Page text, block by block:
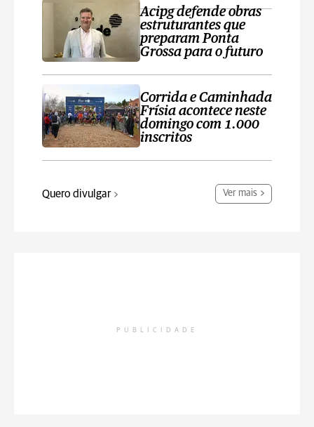
Acipg defende obras
estruturantes que
preparam Ponta
Grossa para o futuro
Corrida e Caminhada
Frísia acontece neste
domingo com 1.000
inscritos
Quero divulgar Ver mais
PUBLICIDADE